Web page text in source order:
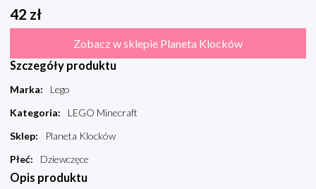
42 zł
Zobacz w sklepie Planeta Klocków
Szczegóły produktu
Marka:
Lego
Kategoria:
LEGO Minecraft
Sklep:
Planeta Klocków
Płeć: Dziewczęce
Opis produktu